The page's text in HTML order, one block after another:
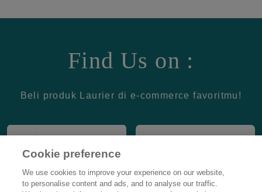
Find Us on :
Beli produk Laurier di e-commerce favoritmu!
Cookie preference
We use cookies to improve your experience on our website,
to personalise content and ads, and to analyse our traffic.